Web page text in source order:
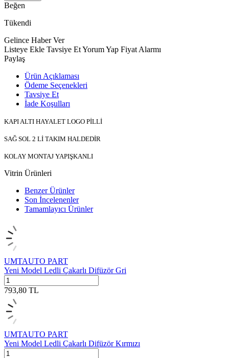
Beğen
Tükendi
Gelince Haber Ver
Listeye Ekle Tavsiye EtYorum Yap Fiyat Alarmı
Paylaş
Ürün Açıklaması
Ödeme Seçenekleri
Tavsiye Et
İade Koşulları
KAPI ALTI HAYALET LOGO PİLLİ
SAĞ SOL 2 Lİ TAKIM HALDEDİR
KOLAY MONTAJ YAPIŞKANLI
Vitrin Ürünleri
Benzer Ürünler
Son İncelenenler
Tamamlayıcı Ürünler
UMTAUTO PART
Yeni Model Ledli Çakarlı Difüzör Gri
793,80 TL
UMTAUTO PART
Yeni Model Ledli Çakarlı Difüzör Kırmızı